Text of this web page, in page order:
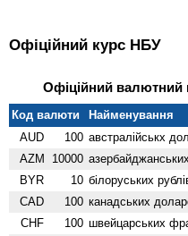
Офіційний курс НБУ
Офіційний валютний
Код валюти Найменування
AUD
100 австралійськх
AZM 10000
BYR 10 білоруських
CAD 100 канадських
CHF 100 швейцарських